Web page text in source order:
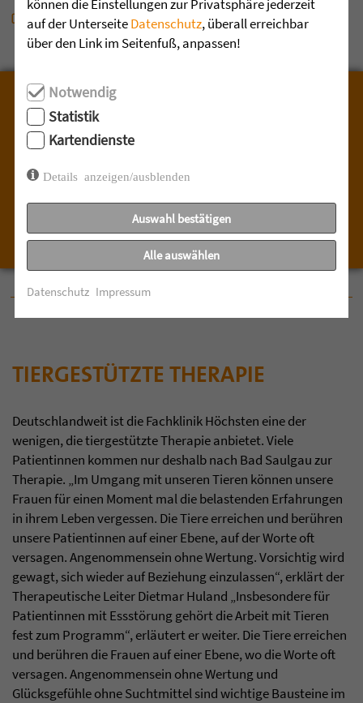
Alle Infos und Belegungsanfragen hier!
FREIE PLÄTZE IN DER FACHKLINIK
HÖCHSTEN
Direkt Platzangebot prüfen mit der Belegungsampel
TIERGESTÜTZTE THERAPIE
Deutschlandweit ist die Fachklinik Höchsten eine der
wenigen, die tiergestützte Therapie anbietet. Viele
Patientinnen kommen nur deshalb nach Bad Saulgau zur
Therapie. „Im Umgang mit unseren Tieren können unsere
Frauen für einen Moment mal die belastenden Erfahrungen
in ihrem Leben vergessen. Die Tiere erreichen und berühren
unsere Patientinnen auf einer Ebene, auf der Worte oft
versagen. Angenommensein ohne Wertung. Vorsichtig wird
gewagt, sich wieder auf Beziehung einzulassen“, erklärt der
Therapeutische Leiter Dietmar Huland „Insbesondere für
Patientinnen mit Essstörung gehört die Arbeit mit Tieren
fest zum Programm“, erläutert er weiter. Die Tiere erreichen
und berühren die Frauen auf einer Ebene, wo die Worte oft
versagen. Angenommensein ohne Wertung und
Glücksgefühle ohne Suchtmittel sind wichtige Bausteine im
können die Einstellungen zur Privatsphäre jederzeit
auf der UnterseiteDatenschutz, überall erreichbar
über den Link im Seitenfuß, anpassen!
Notwendig
Statistik
Kartendienste
Details anzeigen/ausblenden
Auswahl bestätigen
Alle auswählen
Datenschutz Impressum